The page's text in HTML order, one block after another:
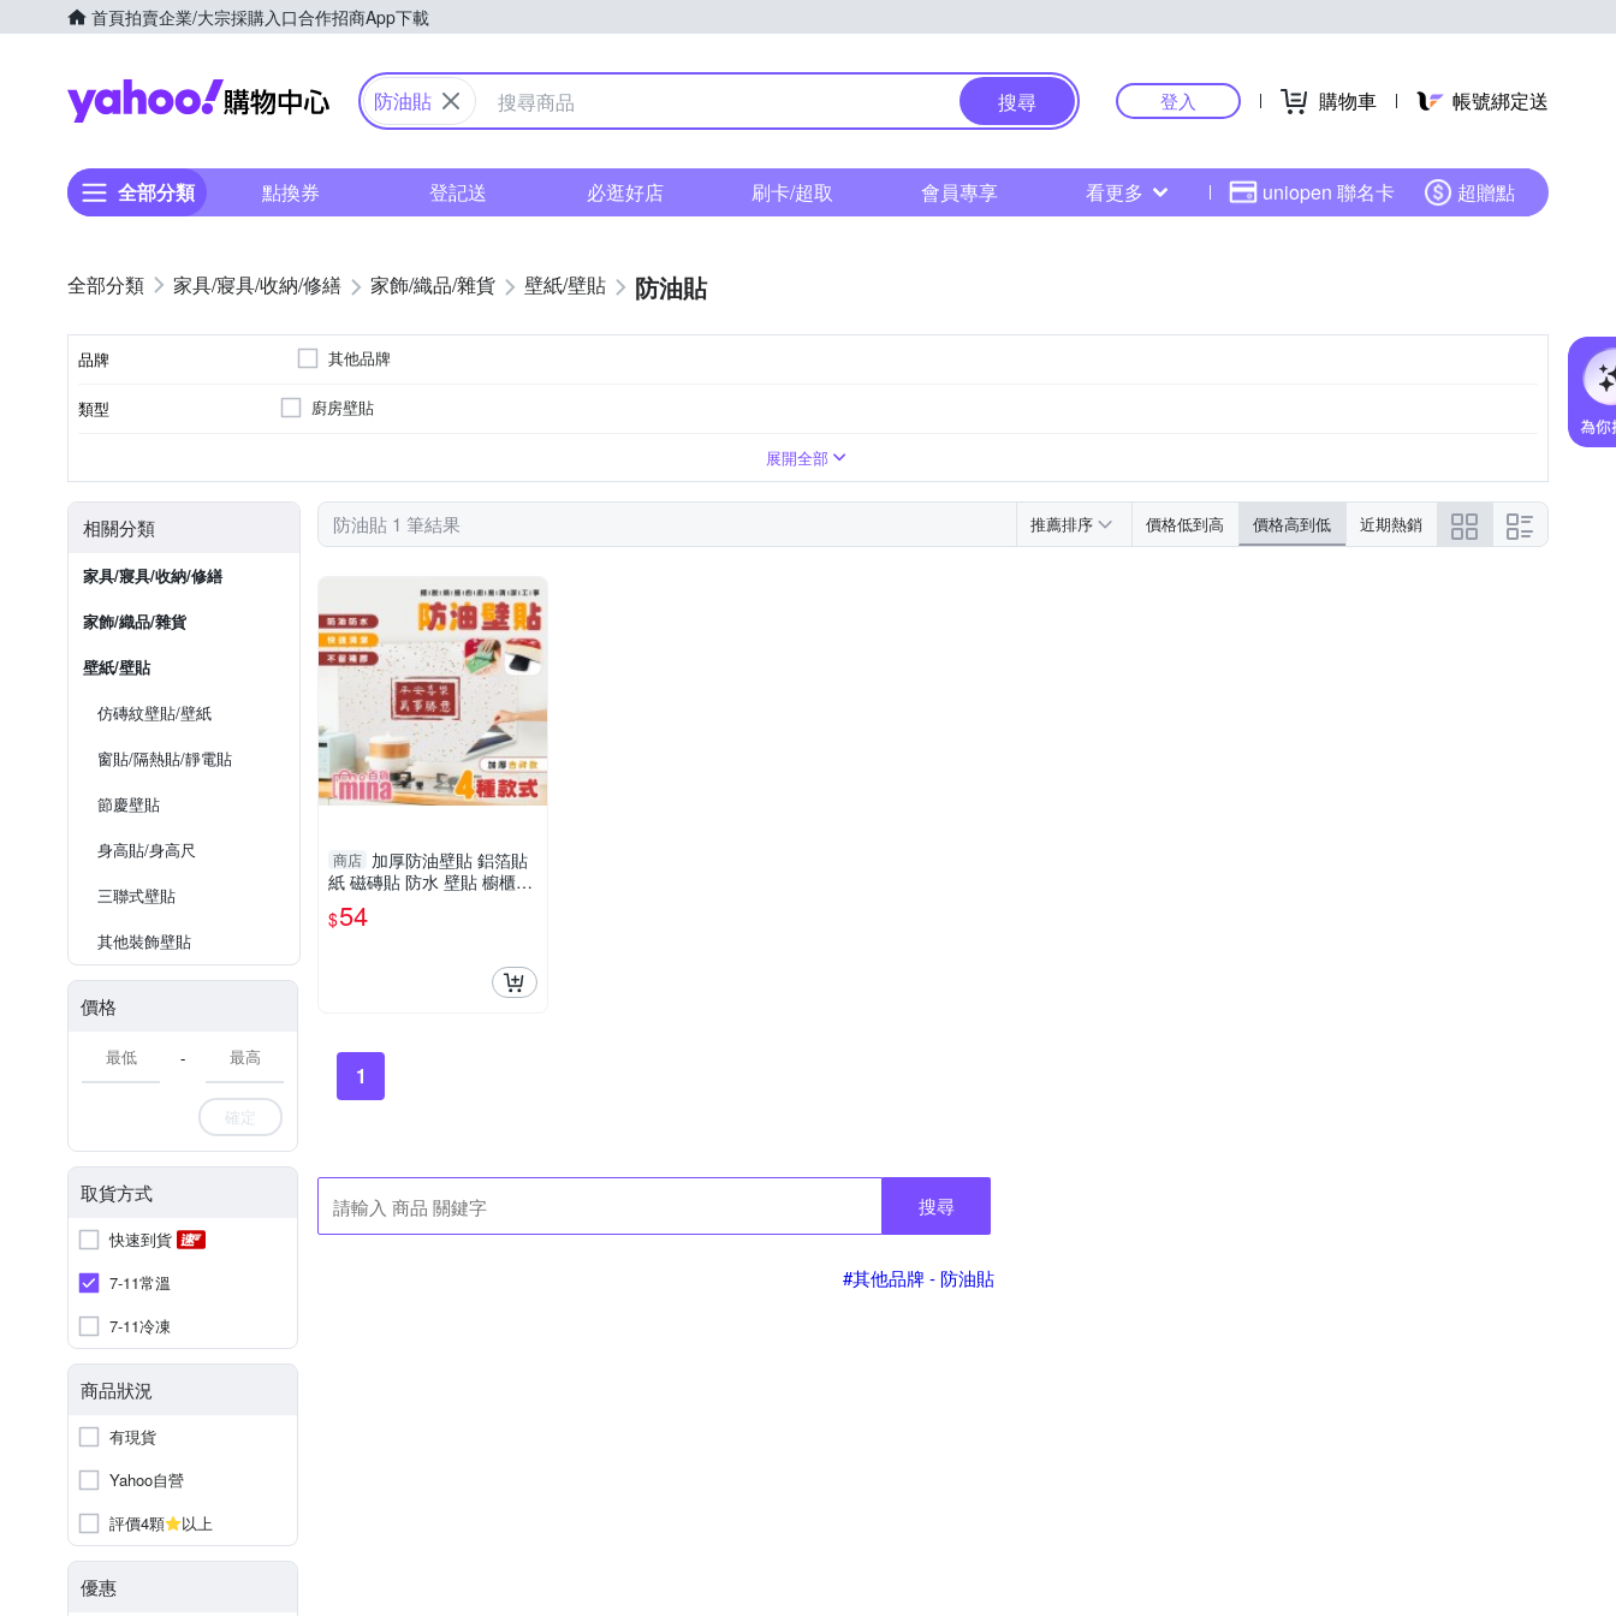
首頁拍賣企業/大宗採購入口合作招商App下載
Yahoo購物中心
防油貼 搜尋 登入 購物車 帳號綁定送
全部分類 點換券 登記送 必逛好店 刷卡/超取 會員專享 看更多 uniopen 聯名卡 超贈點
家具/寢具/收納/修繕 家飾/織品/雜貨 壁紙/壁貼 防油貼
品牌 其他品牌
類型 廚房壁貼
展開全部
相關分類
家具/寢具/收納/修繕
家飾/織品/雜貨
壁紙/壁貼
仿磚紋壁貼/壁紙
窗貼/隔熱貼/靜電貼
節慶壁貼
身高貼/身高尺
三聯式壁貼
其他裝飾壁貼
價格
-
確定
取貨方式
快速到貨
7-11常溫
7-11冷凍
商品狀況
有現貨
Yahoo自營
評價4顆
以上
優惠
防油貼 1 筆結果 推薦排序 價格低到高 價格高到低 近期熱銷
商店 加厚防油壁貼 鋁箔貼
紙 磁磚貼 防水 壁貼 櫥櫃貼
紙 廚房壁貼 (mina百貨)【F
0631】
$54
1
搜尋
#其他品牌 - 防油貼